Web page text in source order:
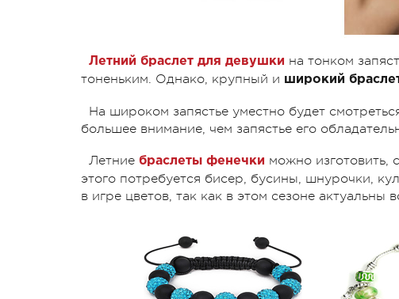
Летний браслет для девушки на тонком
тоненьким. Однако, крупный и широкий
На широком запястье уместно будет
большее внимание, чем запястье его
Летние браслеты фенечки можно изготовить,
этого потребуется бисер, бусины, шнурочки,
в игре цветов, так как в этом сезоне актуальны